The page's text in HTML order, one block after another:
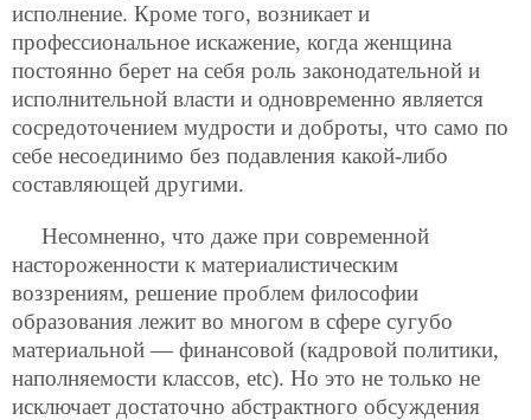
исполнение. Кроме того, возникает и
профессиональное искажение, когда женщина
постоянно берет на себя роль законодательной и
исполнительной власти и одновременно является
сосредоточением мудрости и доброты, что само по
себе несоединимо без подавления какой-либо
составляющей другими.
Несомненно, что даже при современной
настороженности к материалистическим
воззрениям, решение проблем философии
образования лежит во многом в сфере сугубо
материальной — финансовой (кадровой политики,
наполняемости классов, etc). Но это не только не
исключает достаточно абстрактного обсуждения